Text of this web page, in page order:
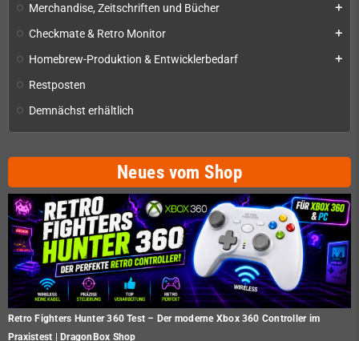
Merchandise, Zeitschriften und Bücher add
Checkmate & Retro Monitor add
Homebrew-Produktion & Entwicklerbedarf add
Restposten
Demnächst erhältlich
Neues vom Shop
Retro Fighters Hunter 360 Test – Der moderne Xbox 360 Controller im
Praxistest | DragonBox Shop